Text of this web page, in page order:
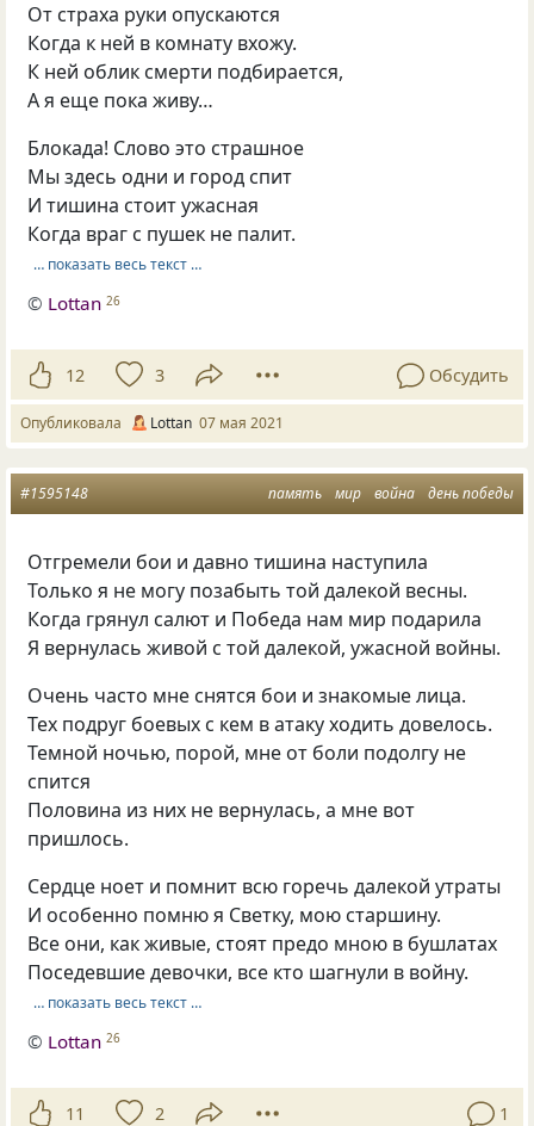
От страха руки опускаются
Когда к ней в комнату вхожу.
К ней облик смерти подбирается,
А я еще пока живу…
Блокада! Слово это страшное
Мы здесь одни и город спит
И тишина стоит ужасная
Когда враг с пушек не палит.
… показать весь текст …
© Lottan 26
12 3 Обсудить
Опубликовала Lottan 07 мая 2021
память мир война день победы
#1595148
Отгремели бои и давно тишина наступила
Только я не могу позабыть той далекой весны.
Когда грянул салют и Победа нам мир подарила
Я вернулась живой с той далекой, ужасной войны.
Очень часто мне снятся бои и знакомые лица.
Тех подруг боевых с кем в атаку ходить довелось.
Темной ночью, порой, мне от боли подолгу не
спится
Половина из них не вернулась, а мне вот
пришлось.
Сердце ноет и помнит всю горечь далекой утраты
И особенно помню я Светку, мою старшину.
Все они, как живые, стоят предо мною в бушлатах
Поседевшие девочки, все кто шагнули в войну.
… показать весь текст …
© Lottan 26
11 2 1